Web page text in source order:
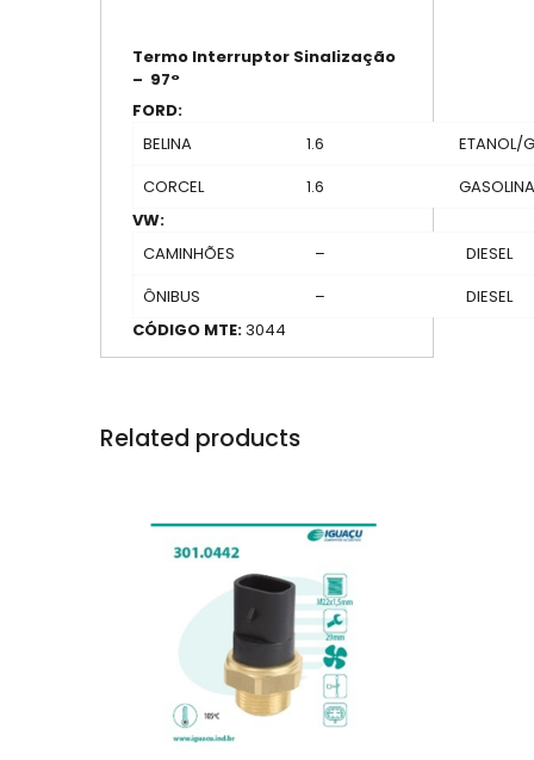
Termo Interruptor Sinalização
– 97°
FORD:
BELINA
1.6
ETANOL/
CORCEL
1.6
GASOLINA
VW:
CAMINHÕES
–
DIESEL
ÔNIBUS
–
DIESEL
CÓDIGO MTE:3044
Related products